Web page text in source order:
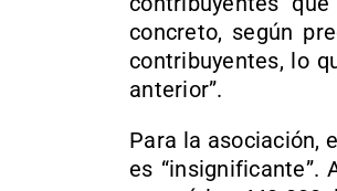
concreto, según
contribuyentes, lo
anterior”.
Para la asociación,
es “insignificante”.